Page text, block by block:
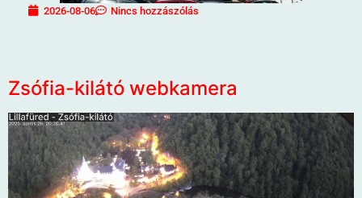
2026-08-06 Nincs hozzászólás
Zsófia-kilátó webkamera